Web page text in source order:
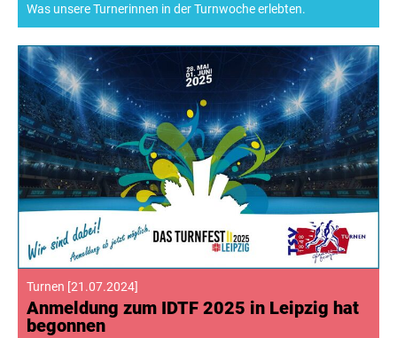
Was unsere Turnerinnen in der Turnwoche erlebten.
Turnen [21.07.2024]
Anmeldung zum IDTF 2025 in Leipzig hat
begonnen